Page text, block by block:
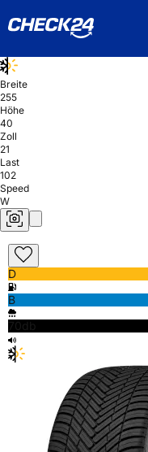
Breite
255
Höhe
40
Zoll
21
Last
102
Speed
W
D
B
70db